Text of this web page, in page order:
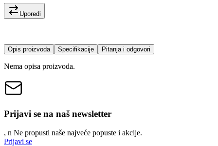
Uporedi
Opis proizvoda Specifikacije Pitanja i odgovori
Nema opisa proizvoda.
Prijavi se na naš newsletter
, n Ne propusti naše najveće popuste i akcije.
Prijavi se